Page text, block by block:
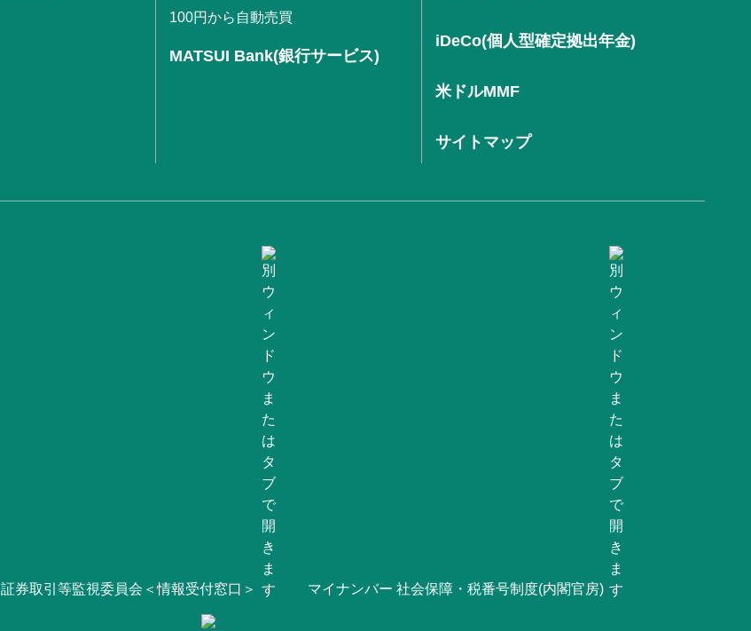
100円から自動売買
MATSUI Bank(銀行サービス)
iDeCo(個人型確定拠出年金)
米ドルMMF
サイトマップ
証券取引等監視委員会＜情報受付窓口＞ マイナンバー 社会保障・税番号制度(内閣官房)